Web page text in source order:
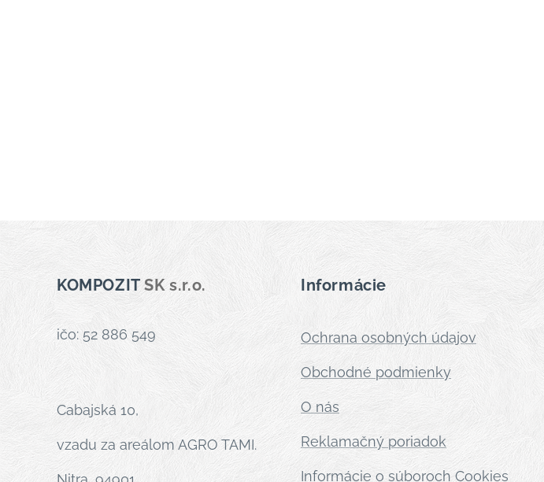
KOMPOZITSK s.r.o.
ičo: 52 886 549
Cabajská 10,
vzadu za areálom AGRO TAMI.
Informácie
Ochrana osobných údajov
Obchodné podmienky
O nás
Reklamačný poriadok
Informácie o súboroch Cookies